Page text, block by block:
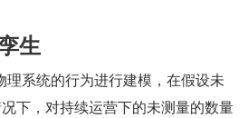
生
理系统的行为进行建模，在假设未
下，对持续运营下的未测量的数量